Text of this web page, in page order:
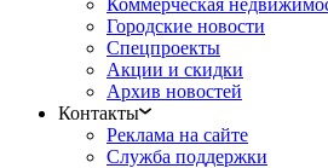
Городские новости
Спецпроекты
Акции и скидки
Архив новостей
Контакты
Реклама на сайте
Служба поддержки